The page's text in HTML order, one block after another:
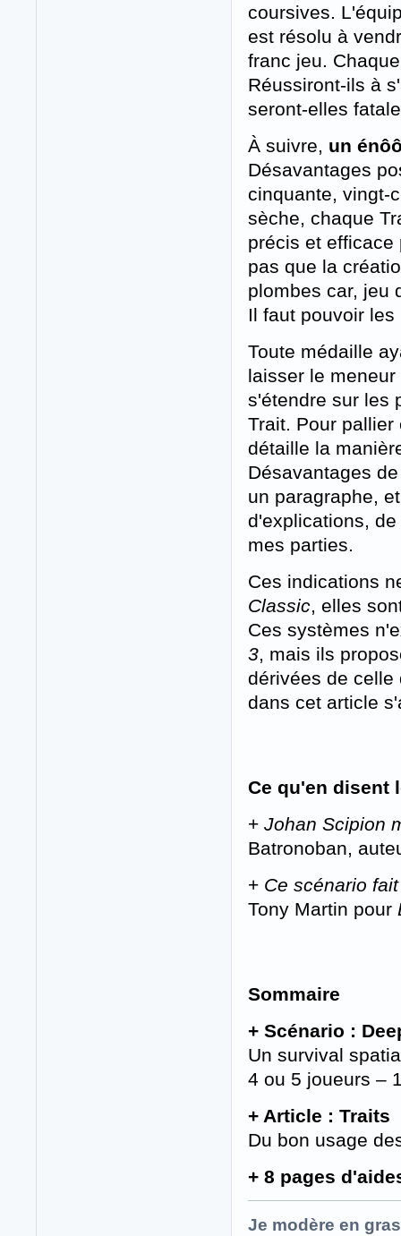
coursives.
est résolu à
franc jeu.
Réussiront-ils à
seront-elles
À suivre, un
Désavantages
cinquante, vingt-
sèche, chaque
précis et
pas que la
plombes car, jeu
Il faut pouvoir
Toute médaille
laisser le
s'étendre sur les
Trait. Pour
détaille la
Désavantages
un paragraphe,
d'explications,
mes parties.
Ces indications
Classic, elles
Ces systèmes
3, mais ils
dérivées de
dans cet article
Ce qu'en disent
+ Johan Scipion
Batronoban,
+ Ce scénario
Tony Martin pour
Sommaire
+ Scénario :
Un survival
4 ou 5 joueurs –
+ Article : Traits
Du bon usage
+ 8 pages
Je modère en